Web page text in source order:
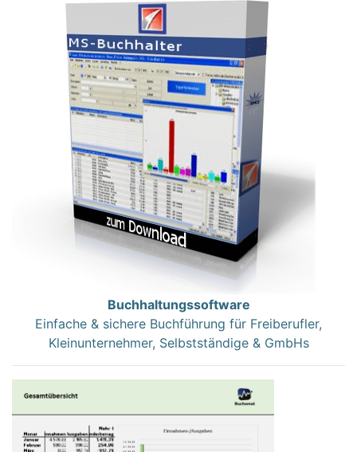
Buchhaltungssoftware
Einfache & sichere Buchführung für Freiberufler,
Kleinunternehmer, Selbstständige & GmbHs